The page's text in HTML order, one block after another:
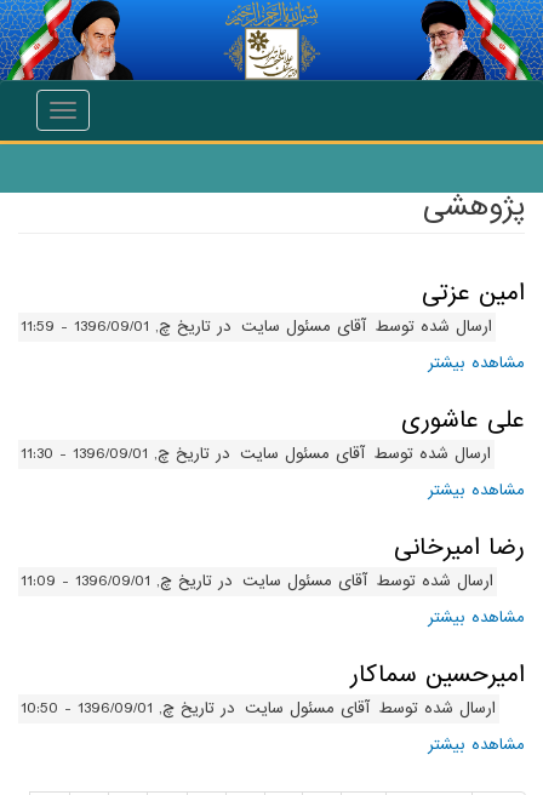
انتقال به محتوای اصلی
Toggle
پژوهشی
امین عزتی
ارسال شده توسط آقای مسئول سایت در تاریخ چ, 1396/09/01 - 11:59
مشاهده بیشتر
علی عاشوری
ارسال شده توسط آقای مسئول سایت در تاریخ چ, 1396/09/01 - 11:30
مشاهده بیشتر
رضا امیرخانی
ارسال شده توسط آقای مسئول سایت در تاریخ چ, 1396/09/01 - 11:09
مشاهده بیشتر
امیرحسین سماکار
ارسال شده توسط آقای مسئول سایت در تاریخ چ, 1396/09/01 - 10:50
مشاهده بیشتر